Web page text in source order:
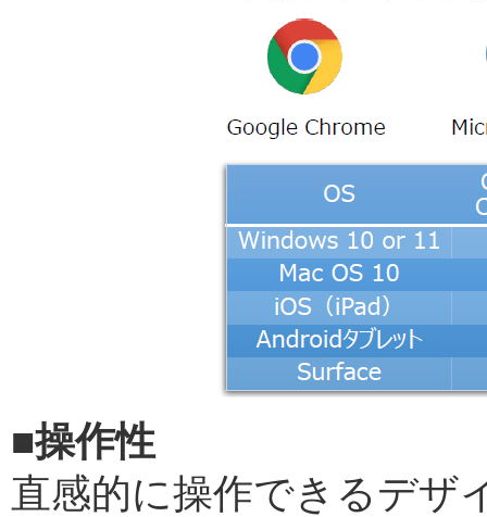
■操作性
直感的に操作できるデザ